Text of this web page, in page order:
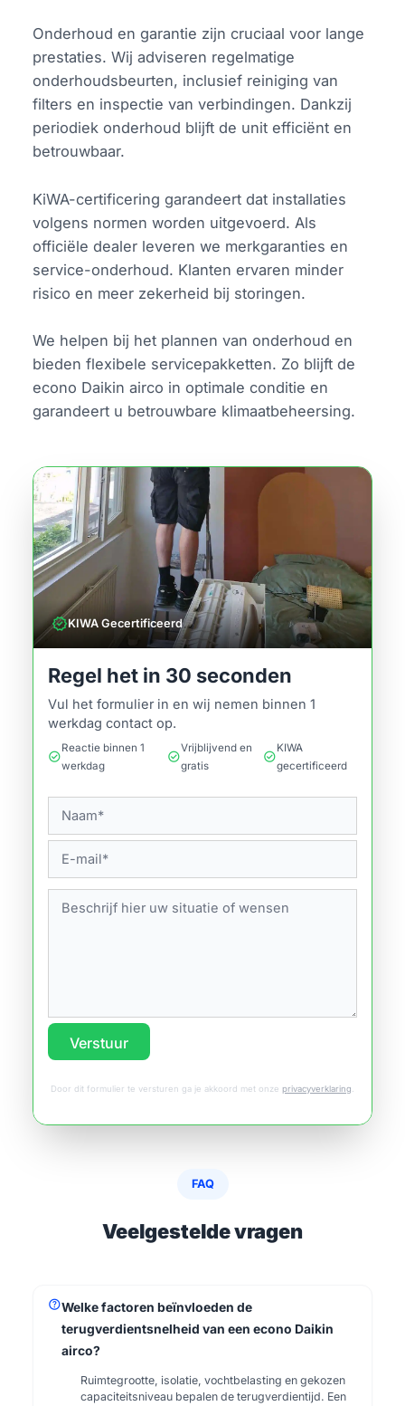
Onderhoud en garantie zijn cruciaal voor lange
prestaties. Wij adviseren regelmatige
onderhoudsbeurten, inclusief reiniging van
filters en inspectie van verbindingen. Dankzij
periodiek onderhoud blijft de unit efficiënt en
betrouwbaar.
KiWA-certificering garandeert dat installaties
volgens normen worden uitgevoerd. Als
officiële dealer leveren we merkgaranties en
service-onderhoud. Klanten ervaren minder
risico en meer zekerheid bij storingen.
We helpen bij het plannen van onderhoud en
bieden flexibele servicepakketten. Zo blijft de
econo Daikin airco in optimale conditie en
garandeert u betrouwbare klimaatbeheersing.
verifiedKIWA Gecertificeerd
Regel het in 30 seconden
Vul het formulier in en wij nemen binnen 1
werkdag contact op.
check_circle
Reactie binnen 1
werkdag
check_circle
Vrijblijvend en
gratis
check_circle
KIWA
gecertificeerd
Verstuur
Door dit formulier te versturen ga je akkoord met onze privacyverklaring
FAQ
Veelgestelde vragen
helpWelke factoren beïnvloeden de
terugverdientsnelheid van een econo Daikin
airco?
Ruimtegrootte, isolatie, vochtbelasting en gekozen
capaciteitsniveau bepalen de terugverdientijd. Een